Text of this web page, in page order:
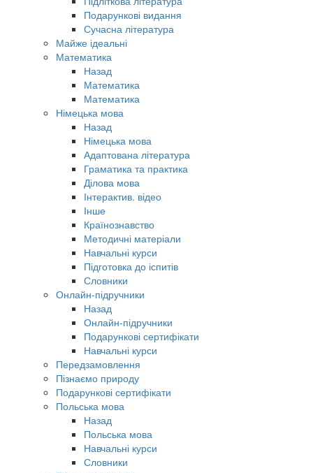
Подарункові видання
Сучасна література
Майже ідеальні
Математика
Назад
Математика
Математика
Німецька мова
Назад
Німецька мова
Адаптована література
Граматика та практика
Ділова мова
Інтерактив. відео
Інше
Країнознавство
Методичні матеріали
Навчальні курси
Підготовка до іспитів
Словники
Онлайн-підручники
Назад
Онлайн-підручники
Подарункові сертифікати
Навчальні курси
Передзамовлення
Пізнаємо природу
Подарункові сертифікати
Польська мова
Назад
Польська мова
Навчальні курси
Словники